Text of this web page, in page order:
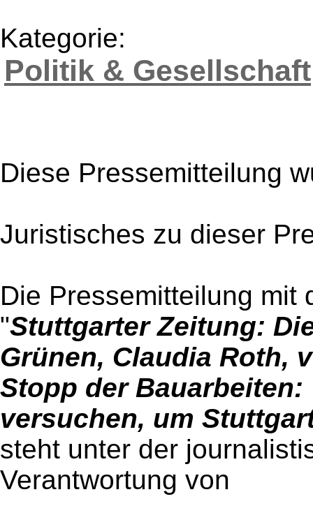
Kategorie:
Politik & Gesellschaft
Diese Pressemitteilung
Juristisches zu dieser
Die Pressemitteilung mit
"Stuttgarter Zeitung:
Grünen, Claudia Roth,
Stopp der
versuchen, um
steht unter der
Verantwortung von